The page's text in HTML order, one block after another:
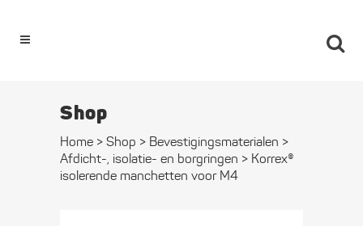
Shop
Home > Shop > Bevestigings­­materialen >
Afdicht-, isolatie- en borgringen > Korrex®
isolerende manchetten voor M4